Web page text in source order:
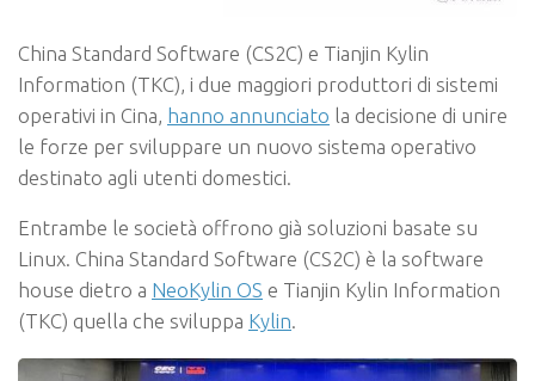
China Standard Software (CS2C) e Tianjin Kylin
Information (TKC), i due maggiori produttori di sistemi
operativi in Cina, hanno annunciato la decisione di unire
le forze per sviluppare un nuovo sistema operativo
destinato agli utenti domestici.
Entrambe le società offrono già soluzioni basate su
Linux. China Standard Software (CS2C) è la software
house dietro a NeoKylin OS e Tianjin Kylin Information
(TKC) quella che sviluppa Kylin.